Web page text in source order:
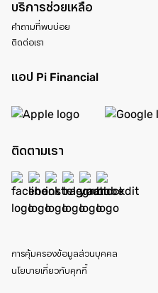
บริการช่วยเหลือ
คำถามที่พบบ่อย
ติดต่อเรา
แอป Pi Financial
ติดตามเรา
การคุ้มครองข้อมูลส่วนบุคคล
นโยบายเกี่ยวกับคุกกี้